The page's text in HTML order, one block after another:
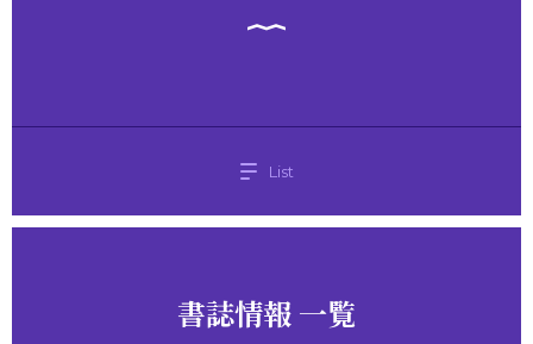
List
書誌情報 一覧